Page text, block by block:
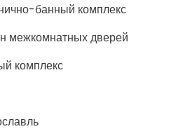
банный комплекс
межкомнатных дверей
комплекс